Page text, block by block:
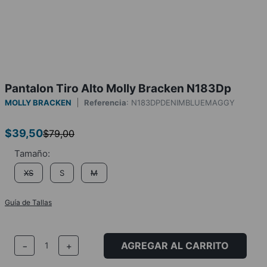
Pantalon Tiro Alto Molly Bracken N183Dp
MOLLY BRACKEN Referencia: N183DPDENIMBLUEMAGGY
$39,50$79,00
XS S M
Guía de Tallas
＋
－ AGREGAR AL CARRITO